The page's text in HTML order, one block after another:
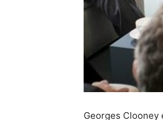
Georges Clooney